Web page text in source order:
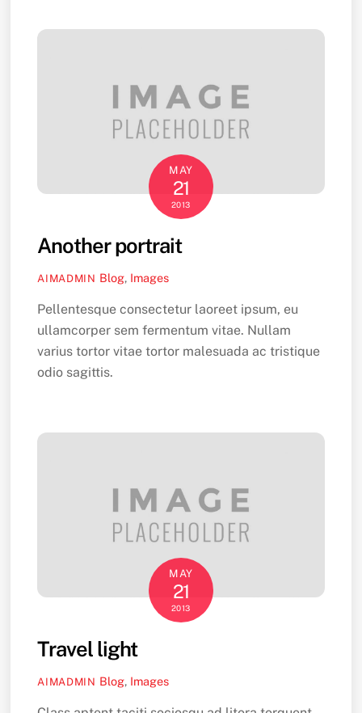
MAY
21
2013
Another portrait
AIMADMIN Blog, Images
Pellentesque consectetur laoreet ipsum, eu
ullamcorper sem fermentum vitae. Nullam
varius tortor vitae tortor malesuada ac tristique
odio sagittis.
MAY
21
2013
Travel light
AIMADMIN Blog, Images